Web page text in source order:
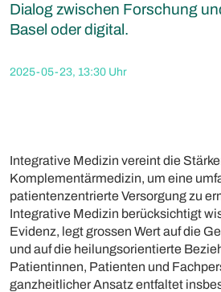
Dialog zwischen Forschung
Basel oder digital.
2025-05-23, 13:30 Uhr
Integrative Medizin vereint die
Komplementärmedizin, um eine
patientenzentrierte Versorgung zu
Integrative Medizin berücksichtigt
Evidenz, legt grossen Wert auf die
und auf die heilungsorientierte
Patientinnen, Patienten und
ganzheitlicher Ansatz entfaltet